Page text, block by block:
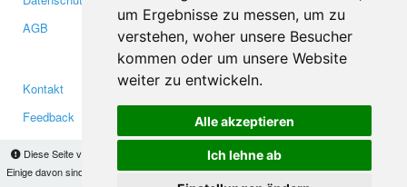
um Ergebnisse zu messen, um zu
verstehen, woher unsere Besucher
kommen oder um unsere Website
weiter zu entwickeln.
Alle akzeptieren
Ich lehne ab
Diese Seite verwendet Cookies, um Informationen auf Ihrem Computer zu speichern.
Einige davon sind notwendig, damit unsere Seite funktioniert, andere helfen uns dabei, das
AGB
Medien
Kontakt
Feedback
Facebook
Twitter
YouTube
Google+